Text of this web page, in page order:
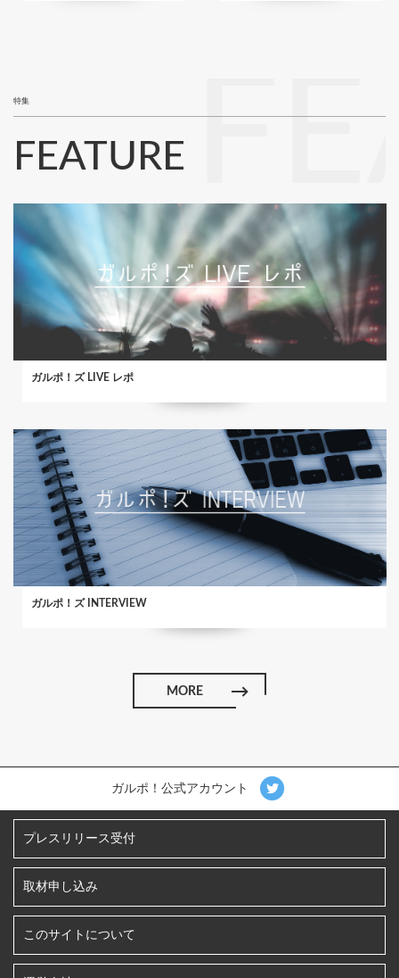
特集
FEATURE
ガルポ！ズ LIVE レポ
ガルポ！ズ INTERVIEW
MORE
ガルポ！公式アカウント
プレスリリース受付
取材申し込み
このサイトについて